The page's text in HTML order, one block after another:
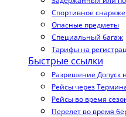
Спортивное
Опасные предметы
Специальный багаж
Тарифы на
Быстрые ссылки
Разрешение Допуск
Рейсы через
Рейсы во время
Перелет во время